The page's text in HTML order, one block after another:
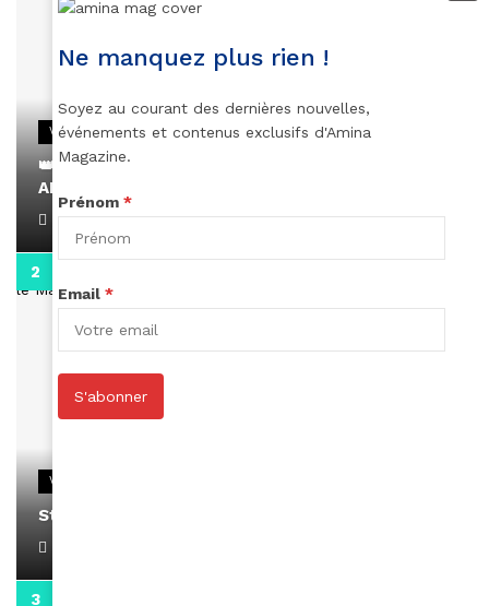
VIDEOS
👑 Remerciements à Ayden pour son message sur
AMINA, le Magazine de la Femme
April 1, 2022
VIDEOS
Stacy passe un message
Ne manquez plus rien !
Soyez au courant des dernières nouvelles,
événements et contenus exclusifs d'Amina
Magazine.
Prénom *
Email *
S'abonner